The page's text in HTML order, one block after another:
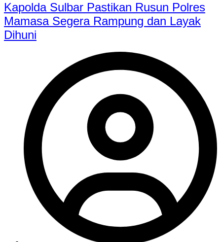
Kapolda Sulbar Pastikan Rusun Polres
Mamasa Segera Rampung dan Layak
Dihuni